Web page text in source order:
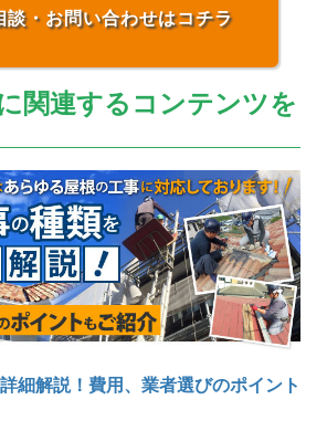
談・お問い合わせはコチラ
関連するコンテンツを
細解説！費用、業者選びのポイント